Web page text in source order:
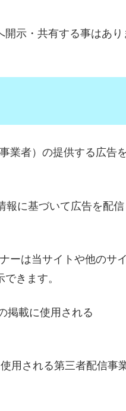
示・共有する事はあり
業者）の提供する広告
報に基づいて広告を配信
ーは当サイトや他のサ
きます。
掲載に使用される
用される第三者配信事